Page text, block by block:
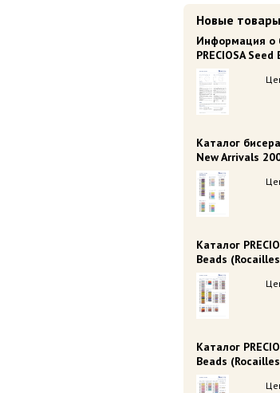
Новые товары
Информация о
PRECIOSA Seed
Каталог бисера
New Arrivals
Каталог
Beads
Каталог
Beads